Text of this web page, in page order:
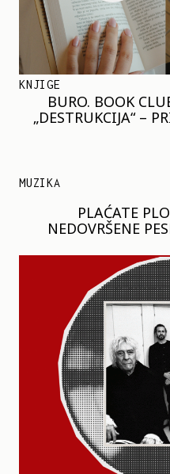
KNJIGE
BURO. BOOK
„DESTRUKCIJA“ –
MUZIKA
PLAĆATE
NEDOVRŠENE